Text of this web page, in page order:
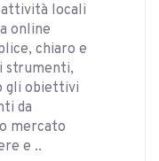
attività locali
online
chiaro e
strumenti,
gli obiettivi
da
mercato
e ..